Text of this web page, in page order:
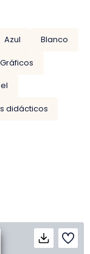
Azul
Blanco
Gráficos
didácticos